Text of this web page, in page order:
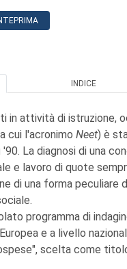
INDICE
in attività di istruzione,
cui l'acronimo Neet) è
La diagnosi di una
e lavoro di quote
di una forma peculiare
programma di
e a livello
scelta come